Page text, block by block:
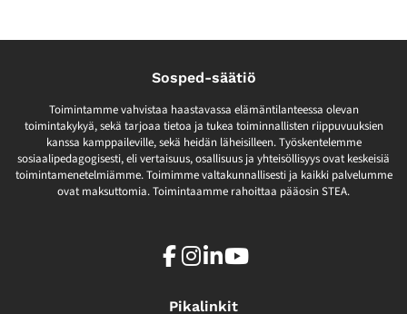
Sosped-säätiö
Toimintamme vahvistaa haastavassa elämäntilanteessa olevan
toimintakykyä, sekä tarjoaa tietoa ja tukea toiminnallisten riippuvuuksien
kanssa kamppaileville, sekä heidän läheisilleen. Työskentelemme
sosiaalipedagogisesti, eli vertaisuus, osallisuus ja yhteisöllisyys ovat keskeisiä
toimintamenetelmiämme. Toimimme valtakunnallisesti ja kaikki palvelumme
ovat maksuttomia. Toimintaamme rahoittaa pääosin STEA.
Facebook
Instagram
LinkedInYoutube
Pikalinkit